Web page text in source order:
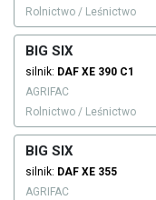
Rolnictwo / Leśnictwo
BIG SIX
silnik: DAF XE 390 C1
AGRIFAC
Rolnictwo / Leśnictwo
BIG SIX
silnik: DAF XE 355
AGRIFAC